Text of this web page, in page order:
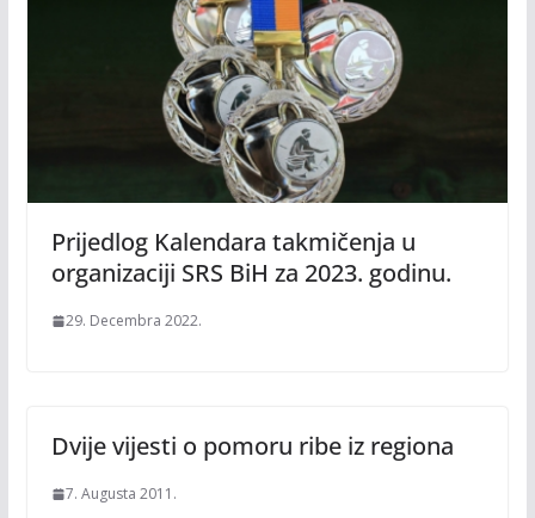
Prijedlog Kalendara takmičenja u
organizaciji SRS BiH za 2023. godinu.
29. Decembra 2022.
Dvije vijesti o pomoru ribe iz regiona
7. Augusta 2011.